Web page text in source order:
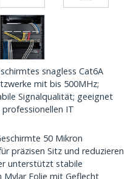
snagless Cat6A
mit bis 500MHz;
Signalqualität; geeignet
IT
50 Mikron
präzisen Sitz und reduzieren
unterstützt stabile
Mylar Folie mit Geflecht